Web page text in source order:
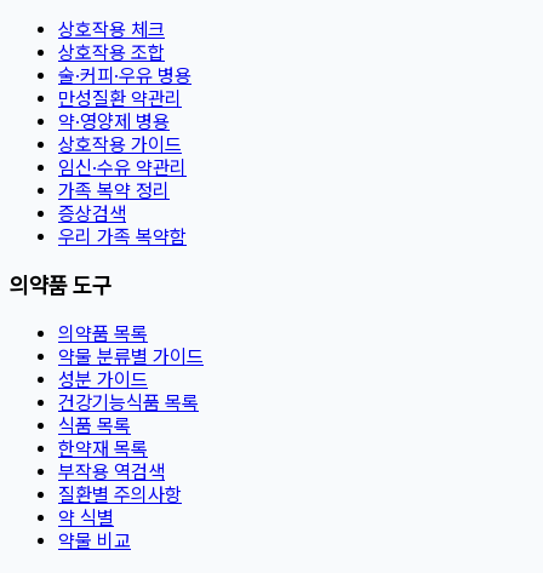
상호작용 체크
상호작용 조합
술·커피·우유 병용
만성질환 약관리
약·영양제 병용
상호작용 가이드
임신·수유 약관리
가족 복약 정리
증상검색
우리 가족 복약함
의약품 도구
의약품 목록
약물 분류별 가이드
성분 가이드
건강기능식품 목록
식품 목록
한약재 목록
부작용 역검색
질환별 주의사항
약 식별
약물 비교